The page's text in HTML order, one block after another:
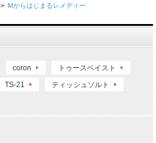
> Mからはじまるレメディー
coron トゥースペイスト
TS-21 ティッシュソルト